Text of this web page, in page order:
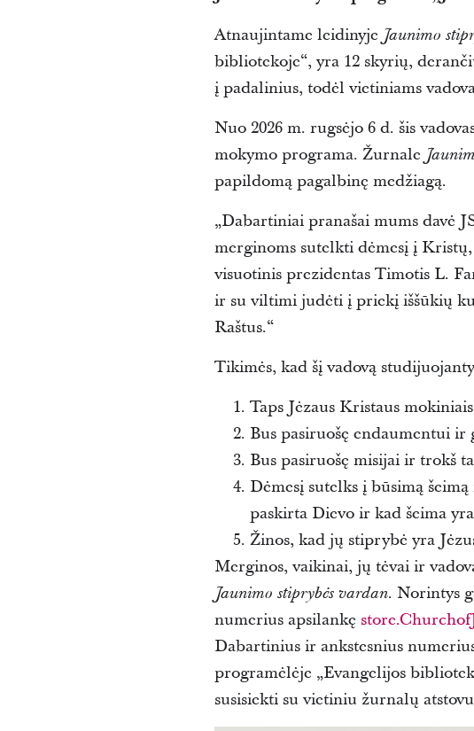
Atnaujintame leidinyje Jaunimo
bibliotekoje“, yra 12 skyrių,
į padalinius, todėl vietiniams
Nuo 2026 m. rugsėjo 6 d. šis
mokymo programa. Žurnale
papildomą pagalbinę medžiagą.
„Dabartiniai pranašai mums davė
merginoms sutelkti dėmesį į
visuotinis prezidentas Timotis L.
ir su viltimi judėti į priekį iššūkių
Raštus.“
Tikimės, kad šį vadovą
Taps Jėzaus Kristaus
Bus pasiruošę endaumentui ir
Bus pasiruošę misijai ir trokš
Dėmesį sutelks į būsimą
paskirta Dievo ir kad šeima
Žinos, kad jų stiprybė yra
Merginos, vaikinai, jų tėvai ir
Jaunimo stiprybės vardan. Norintys
numerius apsilankę
Dabartinius ir ankstesnius
programėlėje „Evangelijos
susisiekti su vietiniu žurnalų